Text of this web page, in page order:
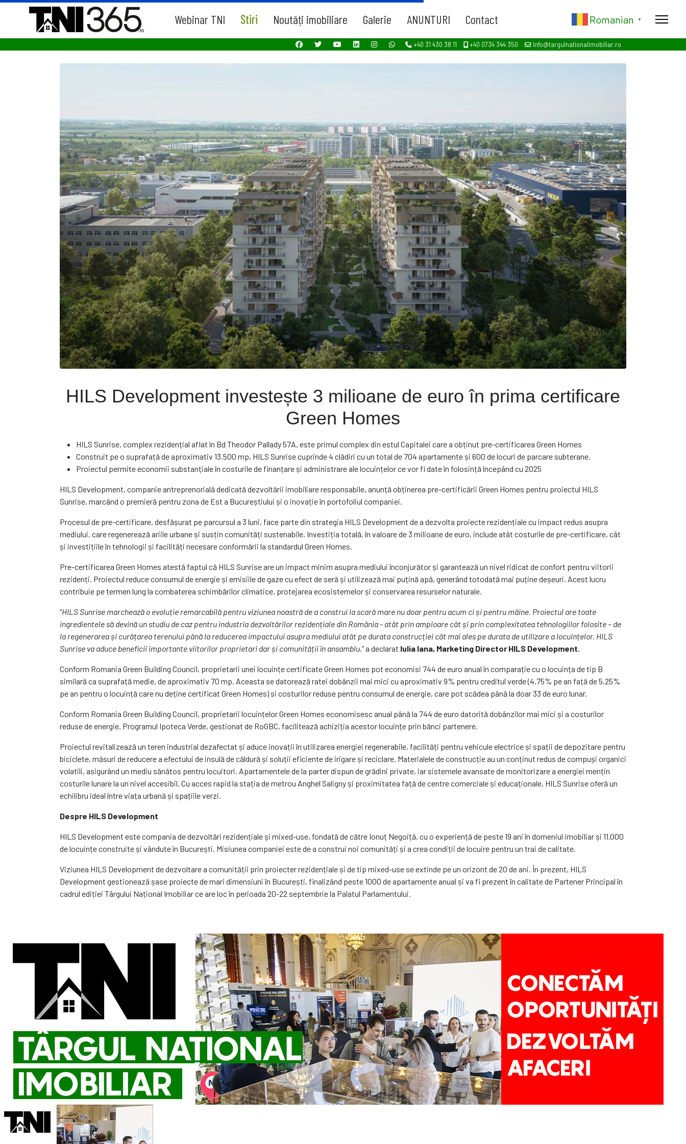
Webinar TNI Stiri Noutăți imobiliare Galerie ANUNTURI Contact Romanian ▼
+40 31 430 38 11 +40 0734 344 350 Info@targulnationalimobiliar.ro
HILS Development investește 3 milioane de euro în prima certificare
Green Homes
HILS Sunrise, complex rezidențial aflat în Bd Theodor Pallady 57A, este primul complex din estul Capitalei care a obținut pre-certificarea Green Homes
Construit pe o suprafață de aproximativ 13.500 mp, HILS Sunrise cuprinde 4 clădiri cu un total de 704 apartamente și 600 de locuri de parcare subterane.
Proiectul permite economii substanțiale în costurile de finanțare și administrare ale locuințelor ce vor fi date în folosință începând cu 2025
HILS Development, companie antreprenorială dedicată dezvoltării imobiliare responsabile, anunță obținerea pre-certificării Green Homes pentru proiectul HILS
Sunrise, marcând o premieră pentru zona de Est a Bucureștiului și o inovație în portofoliul companiei.
Procesul de pre-certificare, desfășurat pe parcursul a 3 luni, face parte din strategia HILS Development de a dezvolta proiecte rezidențiale cu impact redus asupra
mediului, care regenerează ariile urbane și susțin comunități sustenabile. Investiția totală, în valoare de 3 milioane de euro, include atât costurile de pre-certificare, cât
și investițiile în tehnologii și facilități necesare conformării la standardul Green Homes.
Pre-certificarea Green Homes atestă faptul că HILS Sunrise are un impact minim asupra mediului înconjurător și garantează un nivel ridicat de confort pentru viitorii
rezidenți. Proiectul reduce consumul de energie și emisiile de gaze cu efect de seră și utilizează mai puțină apă, generând totodată mai puține deșeuri. Acest lucru
contribuie pe termen lung la combaterea schimbărilor climatice, protejarea ecosistemelor și conservarea resurselor naturale.
“HILS Sunrise marchează o evoluție remarcabilă pentru viziunea noastră de a construi la scară mare nu doar pentru acum ci și pentru mâine. Proiectul are toate
ingredientele să devină un studiu de caz pentru industria dezvoltărilor rezidențiale din România - atât prin amploare cât și prin complexitatea tehnologiilor folosite – de
la regenerarea și curățarea terenului până la reducerea impactului asupra mediului atât pe durata construcției cât mai ales pe durata de utilizare a locuințelor. HILS
Sunrise va aduce beneficii importante viitorilor proprietari dar și comunității în ansamblu,” a declarat Iulia Iana, Marketing Director HILS Development.
Conform Romania Green Building Council, proprietarii unei locuințe certificate Green Homes pot economisi 744 de euro anual în comparație cu o locuința de tip B
similară ca suprafață medie, de aproximativ 70 mp. Aceasta se datorează ratei dobânzii mai mici cu aproximativ 9% pentru creditul verde (4.75% pe an față de 5.25%
pe an pentru o locuință care nu deține certificat Green Homes) si costurilor reduse pentru consumul de energie, care pot scădea până la doar 33 de euro lunar.
Conform Romania Green Building Council, proprietarii locuințelor Green Homes economisesc anual până la 744 de euro datorită dobânzilor mai mici și a costurilor
reduse de energie. Programul Ipoteca Verde, gestionat de RoGBC, facilitează achiziția acestor locuințe prin bănci partenere.
Proiectul revitalizează un teren industrial dezafectat și aduce inovații în utilizarea energiei regenerabile, facilități pentru vehicule electrice și spații de depozitare pentru
biciclete, măsuri de reducere a efectului de insulă de căldură și soluții eficiente de irigare și reciclare. Materialele de construcție au un conținut redus de compuși organici
volatili, asigurând un mediu sănătos pentru locuitori. Apartamentele de la parter dispun de grădini private, iar sistemele avansate de monitorizare a energiei mențin
costurile lunare la un nivel accesibil. Cu acces rapid la stația de metrou Anghel Saligny și proximitatea față de centre comerciale și educaționale, HILS Sunrise oferă un
echilibru ideal între viața urbană și spațiile verzi.
Despre HILS Development
HILS Development este compania de dezvoltări rezidențiale și mixed-use, fondată de către Ionuț Negoiță, cu o experiență de peste 19 ani în domeniul imobiliar și 11.000
de locuințe construite și vândute în București. Misiunea companiei este de a construi noi comunități și a crea condiții de locuire pentru un trai de calitate.
Viziunea HILS Development de dezvoltare a comunității prin proiecter rezidențiale și de tip mixed-use se extinde pe un orizont de 20 de ani. În prezent, HILS
Development gestionează șase proiecte de mari dimensiuni în București, finalizând peste 1000 de apartamente anual și va fi prezent în calitate de Partener Principal în
cadrul ediției Târgului Național Imobiliar ce are loc în perioada 20-22 septembrie la Palatul Parlamentului.